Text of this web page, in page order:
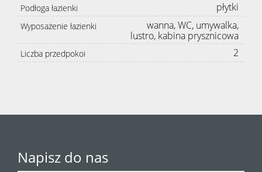
Podłoga łazienki płytki
Wyposażenie łazienki
wanna, WC, umywalka,
lustro, kabina prysznicowa
Liczba przedpokoi 2
Napisz do nas